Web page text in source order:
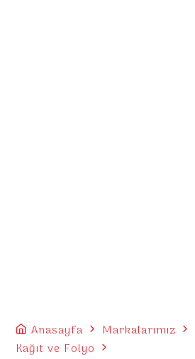
Anasayfa Markalarımız
Kağıt ve Folyo